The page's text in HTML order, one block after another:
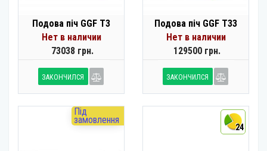
Подова піч GGF T3
Нет в наличии
73038 грн.
ЗАКОНЧИЛСЯ
Подова піч GGF T33
Нет в наличии
129500 грн.
ЗАКОНЧИЛСЯ
Під
замовлення
24